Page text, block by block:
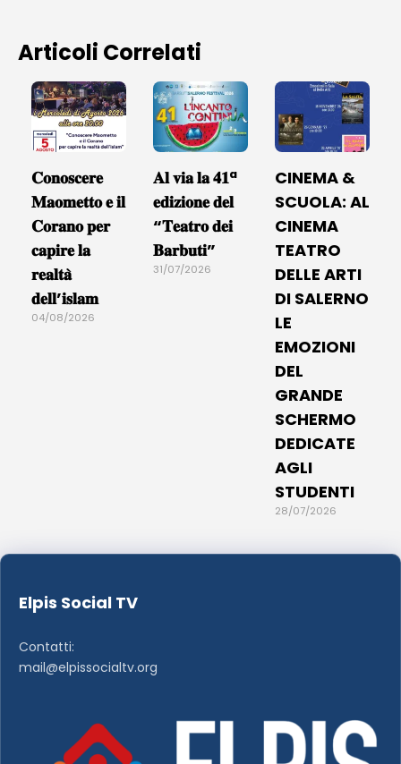
Articoli Correlati
𝐂𝐨𝐧𝐨𝐬𝐜𝐞𝐫𝐞
𝐌𝐚𝐨𝐦𝐞𝐭𝐭𝐨 𝐞 𝐢𝐥
𝐂𝐨𝐫𝐚𝐧𝐨 𝐩𝐞𝐫
𝐜𝐚𝐩𝐢𝐫𝐞 𝐥𝐚
𝐫𝐞𝐚𝐥𝐭𝐚̀
𝐝𝐞𝐥𝐥’𝐢𝐬𝐥𝐚𝐦
04/08/2026
𝐀𝐥 𝐯𝐢𝐚 𝐥𝐚 𝟒𝟏ª
𝐞𝐝𝐢𝐳𝐢𝐨𝐧𝐞 𝐝𝐞𝐥
“𝐓𝐞𝐚𝐭𝐫𝐨 𝐝𝐞𝐢
𝐁𝐚𝐫𝐛𝐮𝐭𝐢”
31/07/2026
CINEMA &
SCUOLA: AL
CINEMA
TEATRO
DELLE ARTI
DI SALERNO
LE
EMOZIONI
DEL
GRANDE
SCHERMO
DEDICATE
AGLI
STUDENTI
28/07/2026
Elpis Social TV
Contatti:
mail@elpissocialtv.org